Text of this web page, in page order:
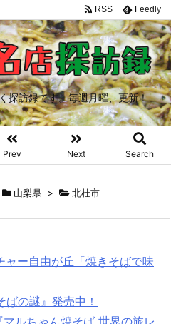
探訪録です。毎週月曜、更新！
Prev Next Search
RSS Feedly
山梨県 > 北杜市
ャー自由が丘「焼きそばで味
の謎』発売中！
ルちゃん焼そば 世界の旅レ